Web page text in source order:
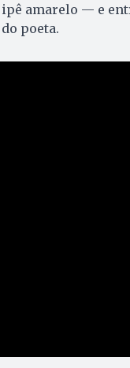
amarelo — e
poeta.